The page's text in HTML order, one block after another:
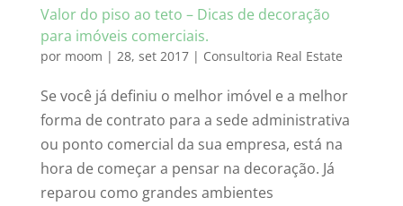
Valor do piso ao teto – Dicas de decoração
para imóveis comerciais.
por moom | 28, set 2017| Consultoria Real Estate
Se você já definiu o melhor imóvel e a melhor
forma de contrato para a sede administrativa
ou ponto comercial da sua empresa, está na
hora de começar a pensar na decoração. Já
reparou como grandes ambientes